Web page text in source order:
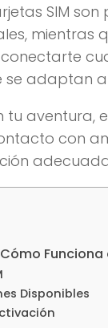
SIM
mientras
se adaptan a
aventura,
con
Funciona
Disponibles